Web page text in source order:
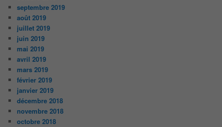
septembre 2019
août 2019
juillet 2019
juin 2019
mai 2019
avril 2019
mars 2019
février 2019
janvier 2019
décembre 2018
novembre 2018
octobre 2018